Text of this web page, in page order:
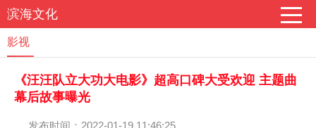
滨海文化
影视
《汪汪队立大功大电影》超高口碑大受欢迎 主题曲
幕后故事曝光
发布时间：2022-01-19 11:46:25